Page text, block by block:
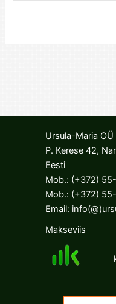
Ursula-Maria OÜ
P. Kerese 42,
Eesti
Mob.: (+372)
Mob.: (+372)
Email:
Makseviis